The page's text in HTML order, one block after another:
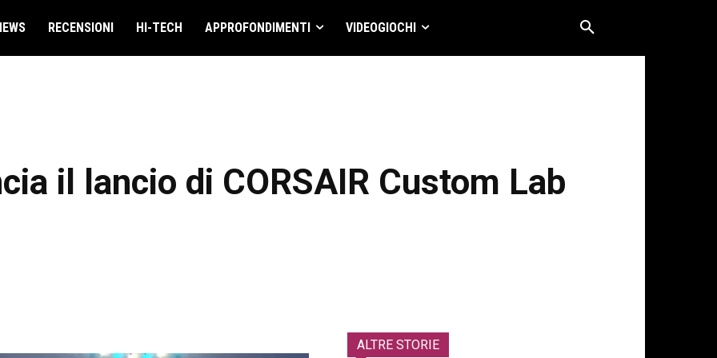
RECENSIONI HI-TECH APPROFONDIMENTI VIDEOGIOCHI
il lancio di CORSAIR Custom Lab
ALTRE STORIE